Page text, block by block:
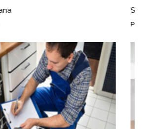
Pozohondo